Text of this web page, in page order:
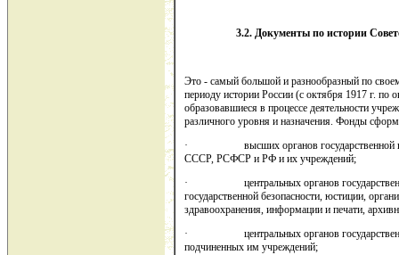
3.2. Документы по истории
Это - самый большой и разнообразный по
периоду истории России (с октября 1917 г. по
образовавшиеся в процессе деятельности
различного уровня и назначения. Фонды
· высших органов государственной
СССР, РСФСР и РФ и их учреждений;
· центральных органов
государственной безопасности, юстиции,
здравоохранения, информации и печати,
· центральных органов
подчиненных им учреждений;